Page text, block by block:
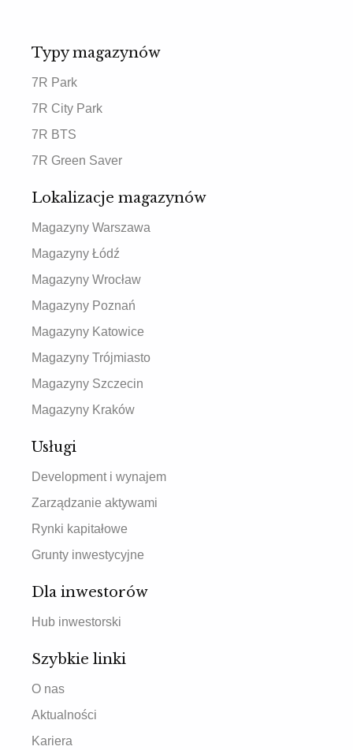
Typy magazynów
7R Park
7R City Park
7R BTS
7R Green Saver
Lokalizacje magazynów
Magazyny Warszawa
Magazyny Łódź
Magazyny Wrocław
Magazyny Poznań
Magazyny Katowice
Magazyny Trójmiasto
Magazyny Szczecin
Magazyny Kraków
Usługi
Development i wynajem
Zarządzanie aktywami
Rynki kapitałowe
Grunty inwestycyjne
Dla inwestorów
Hub inwestorski
Szybkie linki
O nas
Aktualności
Kariera